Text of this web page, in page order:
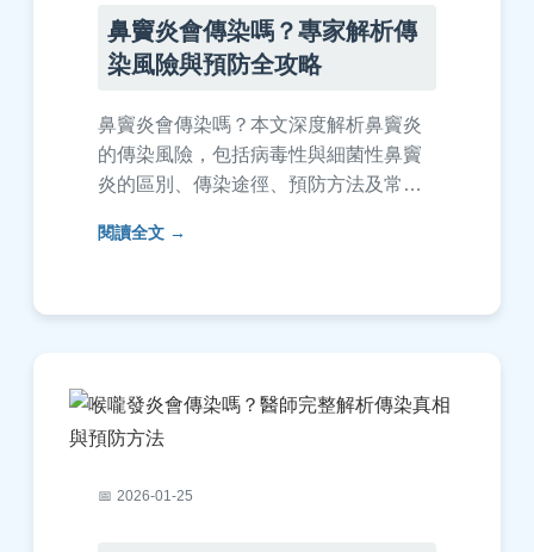
鼻竇炎會傳染嗎？專家解析傳
染風險與預防全攻略
鼻竇炎會傳染嗎？本文深度解析鼻竇炎
的傳染風險，包括病毒性與細菌性鼻竇
炎的區別、傳染途徑、預防方法及常見
家人健康，避免誤解傳染問題。內容基
閱讀全文
2026-01-25